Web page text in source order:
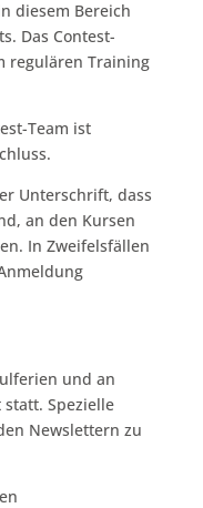
diesem Bereich
Das Contest-
regulären Training
Team ist
Unterschrift, dass
an den Kursen
In Zweifelsfällen
und an
Spezielle
Newslettern zu